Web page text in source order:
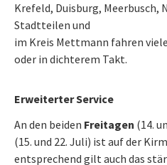
Krefeld, Duisburg, Meerbusch,
Stadtteilen und
im Kreis Mettmann fahren
oder in dichterem Takt.
Erweiterter Service
An den beiden Freitagen (14.
(15. und 22. Juli) ist auf der
entsprechend gilt auch das